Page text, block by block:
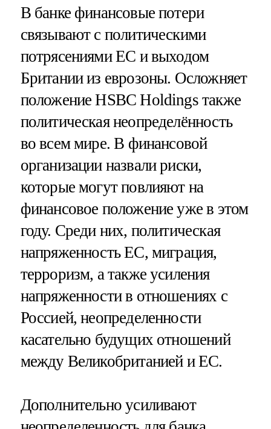
В банке финансовые потери
связывают с политическими
потрясениями ЕС и выходом
Британии из еврозоны. Осложняет
положение HSBC Holdings также
политическая неопределённость
во всем мире. В финансовой
организации назвали риски,
которые могут повлияют на
финансовое положение уже в этом
году. Среди них, политическая
напряженность ЕС, миграция,
терроризм, а также усиления
напряженности в отношениях с
Россией, неопределенности
касательно будущих отношений
между Великобританией и ЕС.
Дополнительно усиливают